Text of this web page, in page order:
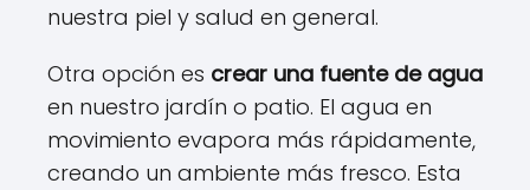
nuestra piel y salud en general.
Otra opción es crear una fuente de agua
en nuestro jardín o patio. El agua en
movimiento evapora más rápidamente,
creando un ambiente más fresco. Esta